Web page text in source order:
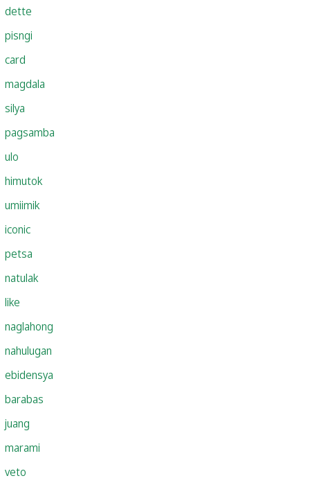
dette
pisngi
card
magdala
silya
pagsamba
ulo
himutok
umiimik
iconic
petsa
natulak
like
naglahong
nahulugan
ebidensya
barabas
juang
marami
veto